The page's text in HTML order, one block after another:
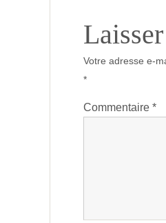
Votre adresse e-
*
Commentaire *